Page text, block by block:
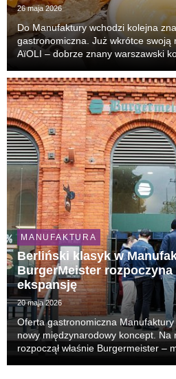
26 maja 2026
Do Manufaktury wchodzi kolejna
gastronomiczna. Już wkrótce swoją
AïOLI – dobrze znany warszawski
rozpoznawalnych lokali
MANUFAKTURA
Berliński klasyk w
BurgerMeister
ekspansję
20 maja 2026
Oferta gastronomiczna Manufaktury
nowy międzynarodowy koncept. Na
rozpoczął właśnie Burgermeister –